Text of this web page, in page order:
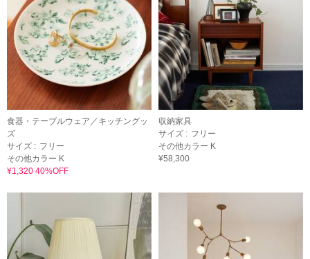
食器・テーブルウェア／キッチングッ
ズ
サイズ : フリー
その他カラー K
¥1,320 40%OFF
収納家具
サイズ : フリー
その他カラー K
¥58,300